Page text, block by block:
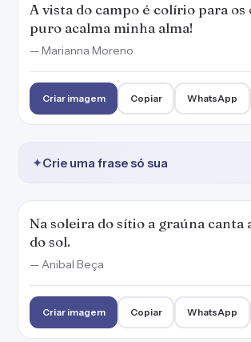
A vista do campo é colírio para os
puro acalma minha alma!
— Marianna Moreno
Criar imagem Copiar WhatsApp
✦Crie uma frase só sua
Na soleira do sítio a graúna canta
do sol.
— Anibal Beça
Criar imagem Copiar WhatsApp